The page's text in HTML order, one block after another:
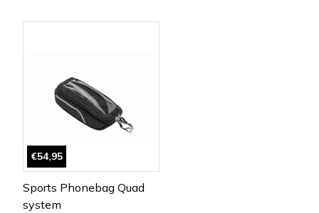
€54,95
Sports Phonebag Quad
system